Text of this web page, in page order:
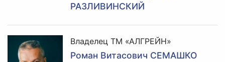
РАЗЛИВИНСКИЙ
Владелец ТМ «АЛГРЕЙН»
Роман Витасович СЕМАШКО